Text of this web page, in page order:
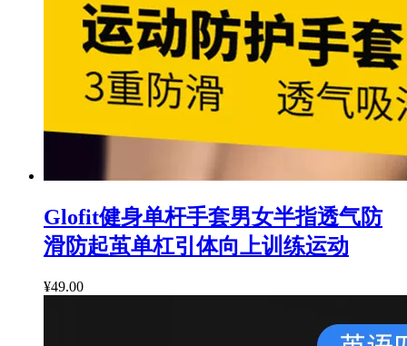
Glofit健身单杆手套男女半指透气防
滑防起茧单杠引体向上训练运动
¥49.00